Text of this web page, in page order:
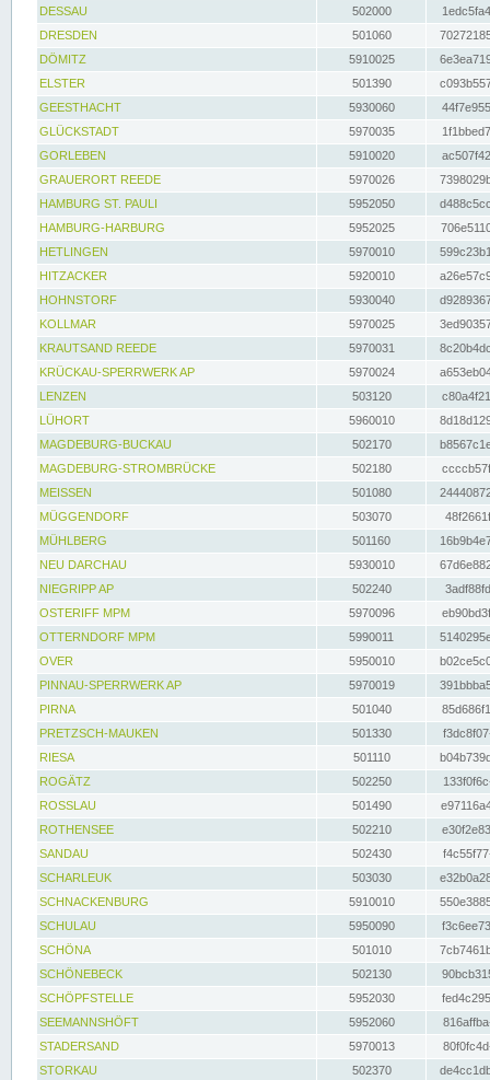
DESSAU
502000
DRESDEN
501060
DÖMITZ
5910025
ELSTER
501390
GEESTHACHT
5930060
GLÜCKSTADT
5970035
GORLEBEN
5910020
GRAUERORT REEDE
5970026
HAMBURG ST. PAULI
5952050
HAMBURG-HARBURG
5952025
HETLINGEN
5970010
HITZACKER
5920010
HOHNSTORF
5930040
KOLLMAR
5970025
KRAUTSAND REEDE
5970031
KRÜCKAU-SPERRWERK AP
5970024
LENZEN
503120
LÜHORT
5960010
MAGDEBURG-BUCKAU
502170
MAGDEBURG-STROMBRÜCKE
502180
MEISSEN
501080
MÜGGENDORF
503070
MÜHLBERG
501160
NEU DARCHAU
5930010
NIEGRIPP AP
502240
OSTERIFF MPM
5970096
OTTERNDORF MPM
5990011
OVER
5950010
PINNAU-SPERRWERK AP
5970019
PIRNA
501040
PRETZSCH-MAUKEN
501330
RIESA
501110
ROGÄTZ
502250
ROSSLAU
501490
ROTHENSEE
502210
SANDAU
502430
SCHARLEUK
503030
SCHNACKENBURG
5910010
SCHULAU
5950090
SCHÖNA
501010
SCHÖNEBECK
502130
SCHÖPFSTELLE
5952030
SEEMANNSHÖFT
5952060
STADERSAND
5970013
STORKAU
502370